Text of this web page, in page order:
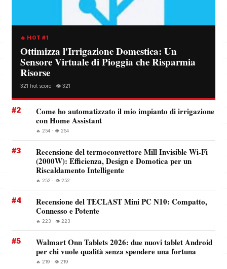
🔥 HOT #1
Ottimizza l'Irrigazione Domestica: Un
Sensore Virtuale di Pioggia che Risparmia
Risorse
321 hot score · 👁️ 321
#2
Come ho automatizzato il mio impianto di irrigazione
con Home Assistant
🔥 254 · 👁️ 254
#3
Recensione del termoconvettore Mill Invisible Wi-Fi
(2000W): Efficienza, Design e Domotica per un
Riscaldamento Intelligente
🔥 252 · 👁️ 252
#4
Recensione del TECLAST Mini PC N10: Compatto,
Connesso e Potente
🔥 223 · 👁️ 223
#5
Walmart Onn Tablets 2026: due nuovi tablet Android
per chi vuole qualità senza spendere una fortuna
🔥 219 · 👁️ 219